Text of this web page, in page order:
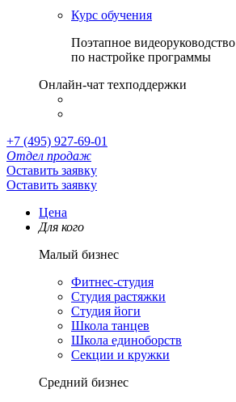
Курс обучения
Поэтапное видеоруководство
по настройке программы
Онлайн-чат техподдержки
+7 (495) 927-69-01
Отдел продаж
Оставить заявку
Оставить заявку
Цена
Для кого
Малый бизнес
Фитнес-студия
Студия растяжки
Студия йоги
Школа танцев
Школа единоборств
Секции и кружки
Средний бизнес